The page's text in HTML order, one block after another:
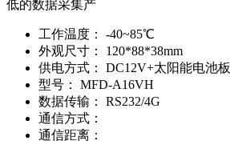
低的数据采集产
工作温度：
-40~85℃
外观尺寸：
120*88*38mm
供电方式：
DC12V+太阳能电池板
型号：
MFD-A16VH
数据传输：
RS232/4G
通信方式：
通信距离：